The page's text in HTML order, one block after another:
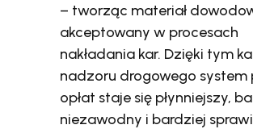
– tworząc materiał
akceptowany w procesach
nakładania kar. Dzięki tym
nadzoru drogowego system
opłat staje się płynniejszy,
niezawodny i bardziej